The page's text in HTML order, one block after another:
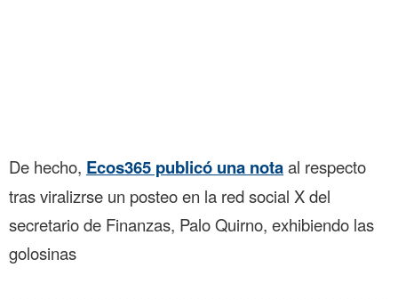
De hecho, Ecos365 publicó una notaal respecto
tras viralizrse un posteo en la red social X del
secretario de Finanzas, Palo Quirno, exhibiendo las
golosinas